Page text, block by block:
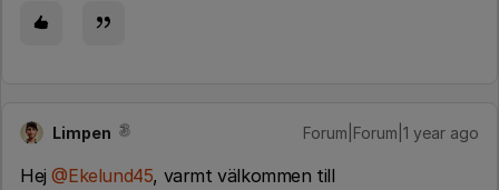
Limpen Forum|Forum|1 year ago
Hej ​@Ekelund45, varmt välkommen till